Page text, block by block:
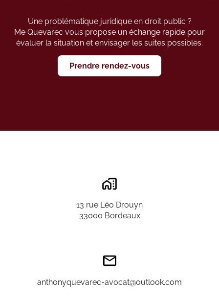
Une problématique juridique en droit public ?
Me Quevarec vous propose un échange rapide pour
évaluer la situation et envisager les suites possibles.
Prendre rendez-vous
13 rue Léo Drouyn
33000 Bordeaux
anthonyquevarec-avocat@outlook.com